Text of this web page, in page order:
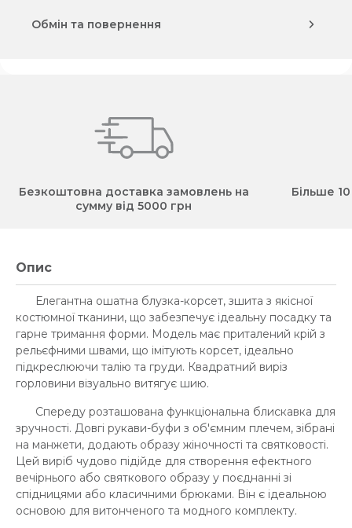
Обмін та повернення
Безкоштовна доставка замовлень на
сумму від 5000 грн
Більше
Опис
Елегантна ошатна блузка-корсет, зшита з якісної
костюмної тканини, що забезпечує ідеальну посадку та
гарне тримання форми. Модель має приталений крій з
рельєфними швами, що імітують корсет, ідеально
підкреслюючи талію та груди. Квадратний виріз
горловини візуально витягує шию.
Спереду розташована функціональна блискавка для
зручності. Довгі рукави-буфи з об'ємним плечем, зібрані
на манжети, додають образу жіночності та святковості.
Цей виріб чудово підійде для створення ефектного
вечірнього або святкового образу у поєднанні зі
спідницями або класичними брюками. Він є ідеальною
основою для витонченого та модного комплекту.